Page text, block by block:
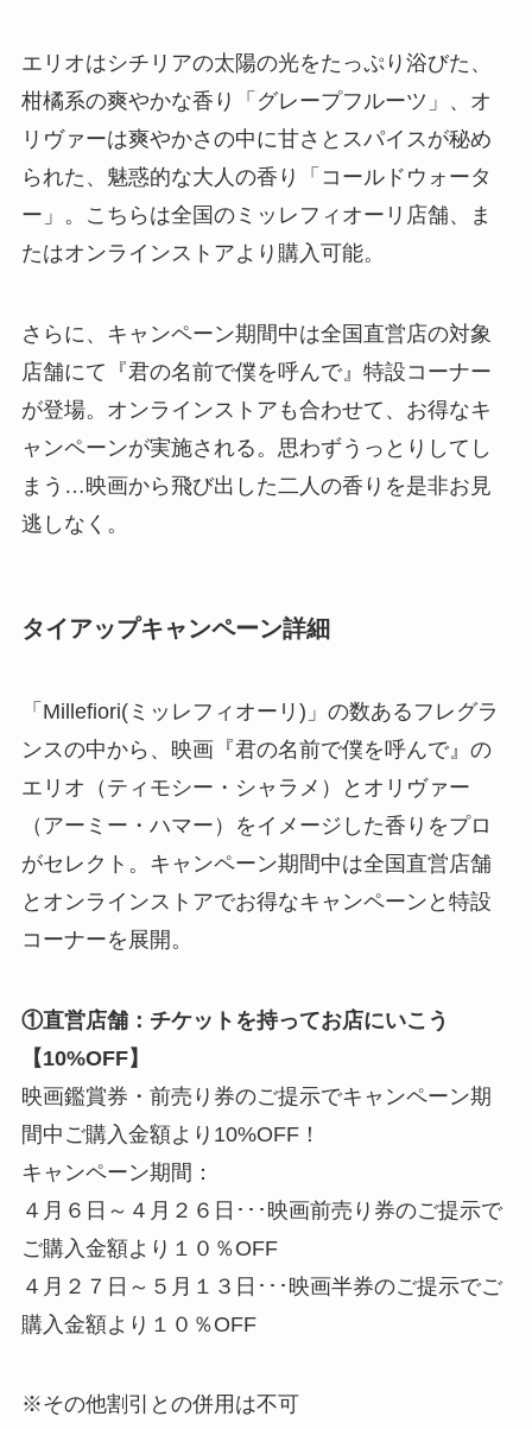
エリオはシチリアの太陽の光をたっぷり浴びた、
柑橘系の爽やかな香り「グレープフルーツ」、オ
リヴァーは爽やかさの中に甘さとスパイスが秘め
られた、魅惑的な大人の香り「コールドウォータ
ー」。こちらは全国のミッレフィオーリ店舗、ま
たはオンラインストアより購入可能。
さらに、キャンペーン期間中は全国直営店の対象
店舗にて『君の名前で僕を呼んで』特設コーナー
が登場。オンラインストアも合わせて、お得なキ
ャンペーンが実施される。思わずうっとりしてし
まう…映画から飛び出した二人の香りを是非お見
逃しなく。
タイアップキャンペーン詳細
「Millefiori(ミッレフィオーリ)」の数あるフレグラ
ンスの中から、映画『君の名前で僕を呼んで』の
エリオ（ティモシー・シャラメ）とオリヴァー
（アーミー・ハマー）をイメージした香りをプロ
がセレクト。キャンペーン期間中は全国直営店舗
とオンラインストアでお得なキャンペーンと特設
コーナーを展開。
①直営店舗：チケットを持ってお店にいこう
【10%OFF】
映画鑑賞券・前売り券のご提示でキャンペーン期
間中ご購入金額より10%OFF！
キャンペーン期間：
４月６日～４月２６日･･･映画前売り券のご提示で
ご購入金額より１０％OFF
４月２７日～５月１３日･･･映画半券のご提示でご
購入金額より１０％OFF
※その他割引との併用は不可